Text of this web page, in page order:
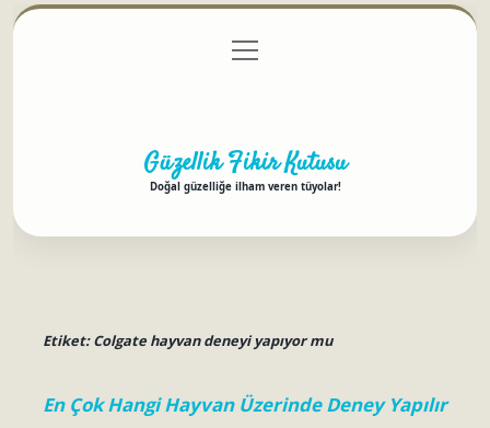
Gizlilik Politikası
menüyü
aç
Güzellik Fikir Kutusu
Doğal güzelliğe ilham veren tüyolar!
Etiket:Colgate hayvan deneyi yapıyor mu
En Çok Hangi Hayvan Üzerinde Deney Yapılır